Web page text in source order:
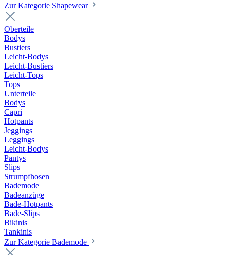
Zur Kategorie Shapewear
Oberteile
Bodys
Bustiers
Leicht-Bodys
Leicht-Bustiers
Leicht-Tops
Tops
Unterteile
Bodys
Capri
Hotpants
Jeggings
Leggings
Leicht-Bodys
Pantys
Slips
Strumpfhosen
Bademode
Badeanzüge
Bade-Hotpants
Bade-Slips
Bikinis
Tankinis
Zur Kategorie Bademode